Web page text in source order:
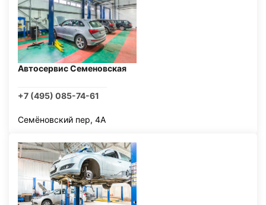
Автосервис Семеновская
+7 (495) 085-74-61
Семёновский пер, 4А